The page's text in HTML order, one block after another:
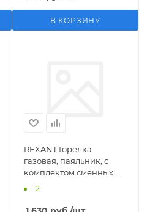
В КОРЗИНУ
REXANT Горелка
газовая, паяльник, с
комплектом сменных
насадок, 3 предмета
: 2